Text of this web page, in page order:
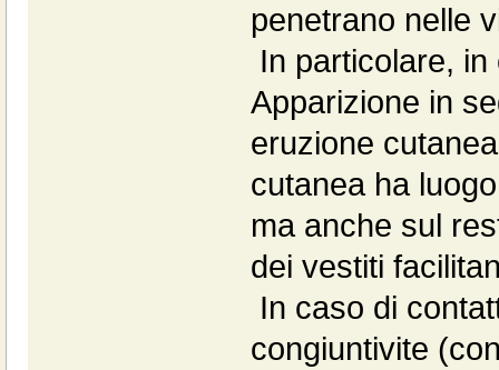
penetrano nelle
In particolare,
Apparizione in
eruzione
cutanea ha
ma anche sul
dei vestiti
In caso di
congiuntivite